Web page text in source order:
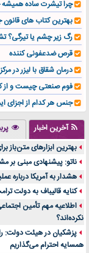
چرا تیشرت ساده همیشه
بهترین کتاب های
رگ زیر چشم یا تیرگی؟
قرص ضدعفونی کننده
درمان شقاق با لیزر در
فوم صنعتی چیست و از
جنس هر کدام از اجزای
تولید لیوان کاغذی یک
درد زانو بعد از تمرین
آینده موسیقی
بهترین راه تبلیغات
مقایسه قالب آسترا با
خرید سمعک کارکرده یا
خرید و فروش قطعات
اهمیت انتخاب بهترین
آخرین اخبار
بهترین ابزارهای
ناتو: پیشنهادی مبنی بر
هشدار به آمریکا درباره
کنایه قالیباف به دولت
اطلاعیه مهم تأمین
نکرده‌اند؟
پزشکیان در هیئت دولت:
همسایه احترام می‌گذاریم